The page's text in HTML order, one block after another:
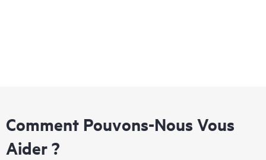
Comment Pouvons-Nous Vous
Aider ?